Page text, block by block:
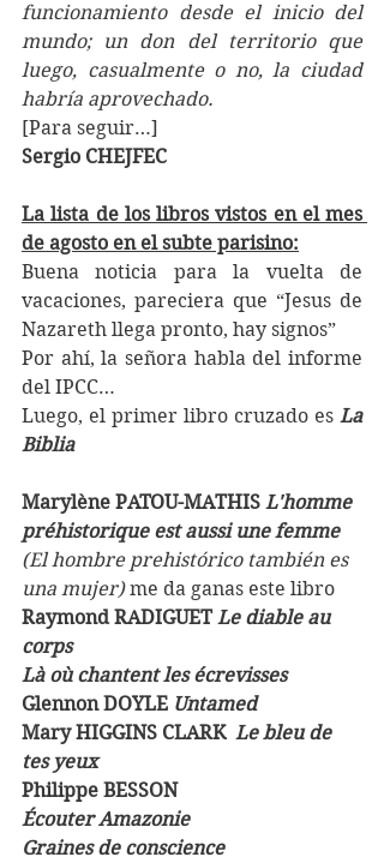
funcionamiento desde el inicio del
mundo; un don del territorio que
luego, casualmente o no, la ciudad
habría aprovechado.
[Para seguir…]
Sergio CHEJFEC
La lista de los libros vistos en el mes
de agosto en el subte parisino:
Buena noticia para la vuelta de
vacaciones, pareciera que “Jesus de
Nazareth llega pronto, hay signos”
Por ahí, la señora habla del informe
del IPCC…
Luego, el primer libro cruzado es La
Biblia
Marylène PATOU-MATHIS L'homme
préhistorique est aussi une femme
(El hombre prehistórico también es
una mujer) me da ganas este libro
Raymond RADIGUET Le diable au
corps
Là où chantent les écrevisses
Glennon DOYLE Untamed
Mary HIGGINS CLARK Le bleu de
tes yeux
Philippe BESSON
Écouter Amazonie
Graines de conscience